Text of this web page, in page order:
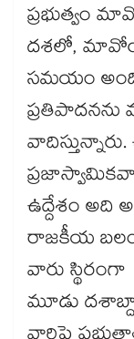
ప్రభుత్వం
దశలో,
సమయం
ప్రతిపాదనను
వాదిస్తున్నారు.
ఉద్దేశం అది
రాజకీయ
వారు
మూడు